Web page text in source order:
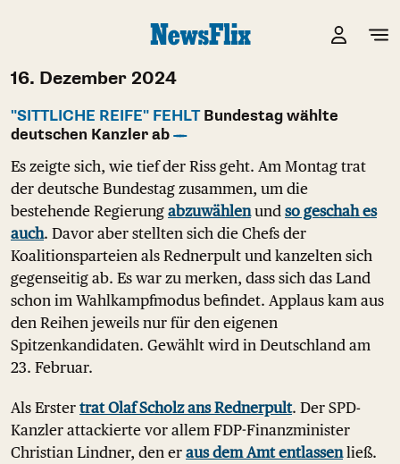
16. Dezember 2024
"SITTLICHE REIFE" FEHLTBundestag wählte
deutschen Kanzler ab
Es zeigte sich, wie tief der Riss geht. Am Montag trat
der deutsche Bundestag zusammen, um die
bestehende Regierung abzuwählenund so geschah es
auch. Davor aber stellten sich die Chefs der
Koalitionsparteien als Rednerpult und kanzelten sich
gegenseitig ab. Es war zu merken, dass sich das Land
schon im Wahlkampfmodus befindet. Applaus kam aus
den Reihen jeweils nur für den eigenen
Spitzenkandidaten. Gewählt wird in Deutschland am
23. Februar.
Als Erster trat Olaf Scholz ans Rednerpult. Der SPD-
Kanzler attackierte vor allem FDP-Finanzminister
Christian Lindner, den er aus dem Amt entlassenließ.